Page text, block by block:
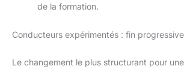
de la formation.
Conducteurs expérimentés : fin
Le changement le plus structurant pour